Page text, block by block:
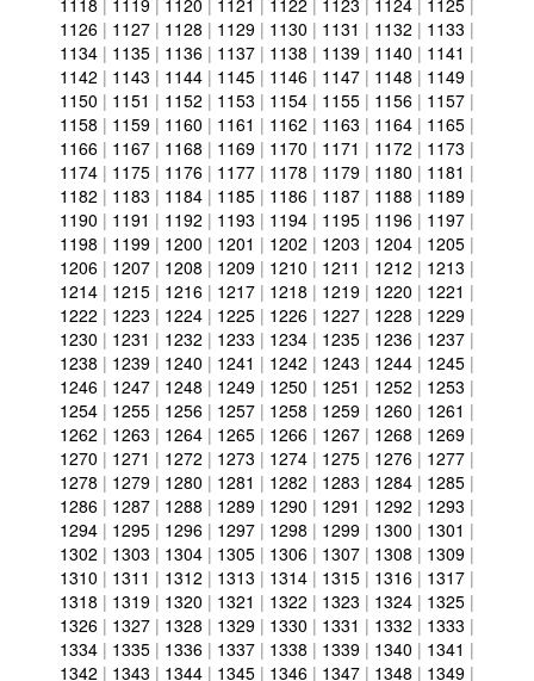
1118 | 1119 | 1120 | 1121 | 1122 | 1123 | 1124 | 1125 |
1126 | 1127 | 1128 | 1129 | 1130 | 1131 | 1132 | 1133 |
1134 | 1135 | 1136 | 1137 | 1138 | 1139 | 1140 | 1141 |
1142 | 1143 | 1144 | 1145 | 1146 | 1147 | 1148 | 1149 |
1150 | 1151 | 1152 | 1153 | 1154 | 1155 | 1156 | 1157 |
1158 | 1159 | 1160 | 1161 | 1162 | 1163 | 1164 | 1165 |
1166 | 1167 | 1168 | 1169 | 1170 | 1171 | 1172 | 1173 |
1174 | 1175 | 1176 | 1177 | 1178 | 1179 | 1180 | 1181 |
1182 | 1183 | 1184 | 1185 | 1186 | 1187 | 1188 | 1189 |
1190 | 1191 | 1192 | 1193 | 1194 | 1195 | 1196 | 1197 |
1198 | 1199 | 1200 | 1201 | 1202 | 1203 | 1204 | 1205 |
1206 | 1207 | 1208 | 1209 | 1210 | 1211 | 1212 | 1213 |
1214 | 1215 | 1216 | 1217 | 1218 | 1219 | 1220 | 1221 |
1222 | 1223 | 1224 | 1225 | 1226 | 1227 | 1228 | 1229 |
1230 | 1231 | 1232 | 1233 | 1234 | 1235 | 1236 | 1237 |
1238 | 1239 | 1240 | 1241 | 1242 | 1243 | 1244 | 1245 |
1246 | 1247 | 1248 | 1249 | 1250 | 1251 | 1252 | 1253 |
1254 | 1255 | 1256 | 1257 | 1258 | 1259 | 1260 | 1261 |
1262 | 1263 | 1264 | 1265 | 1266 | 1267 | 1268 | 1269 |
1270 | 1271 | 1272 | 1273 | 1274 | 1275 | 1276 | 1277 |
1278 | 1279 | 1280 | 1281 | 1282 | 1283 | 1284 | 1285 |
1286 | 1287 | 1288 | 1289 | 1290 | 1291 | 1292 | 1293 |
1294 | 1295 | 1296 | 1297 | 1298 | 1299 | 1300 | 1301 |
1302 | 1303 | 1304 | 1305 | 1306 | 1307 | 1308 | 1309 |
1310 | 1311 | 1312 | 1313 | 1314 | 1315 | 1316 | 1317 |
1318 | 1319 | 1320 | 1321 | 1322 | 1323 | 1324 | 1325 |
1326 | 1327 | 1328 | 1329 | 1330 | 1331 | 1332 | 1333 |
1334 | 1335 | 1336 | 1337 | 1338 | 1339 | 1340 | 1341 |
1342 | 1343 | 1344 | 1345 | 1346 | 1347 | 1348 | 1349 |